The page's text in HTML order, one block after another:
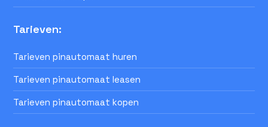
Tarieven:
Tarieven pinautomaat huren
Tarieven pinautomaat leasen
Tarieven pinautomaat kopen